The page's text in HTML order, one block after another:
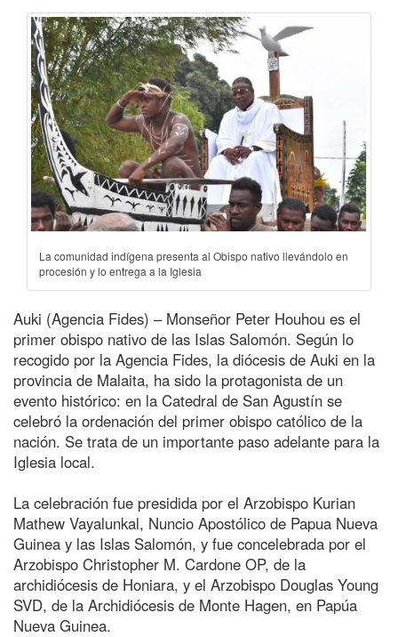
La comunidad indígena presenta al Obispo nativo llevándolo en
procesión y lo entrega a la Iglesia
Auki (Agencia Fides) – Monseñor Peter Houhou es el
primer obispo nativo de las Islas Salomón. Según lo
recogido por la Agencia Fides, la diócesis de Auki en la
provincia de Malaita, ha sido la protagonista de un
evento histórico: en la Catedral de San Agustín se
celebró la ordenación del primer obispo católico de la
nación. Se trata de un importante paso adelante para la
Iglesia local.
La celebración fue presidida por el Arzobispo Kurian
Mathew Vayalunkal, Nuncio Apostólico de Papua Nueva
Guinea y las Islas Salomón, y fue concelebrada por el
Arzobispo Christopher M. Cardone OP, de la
archidiócesis de Honiara, y el Arzobispo Douglas Young
SVD, de la Archidiócesis de Monte Hagen, en Papúa
Nueva Guinea.